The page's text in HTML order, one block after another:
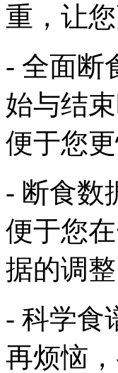
重，让
- 全面断
始与结
便于您
- 断食数
便于您
据的调整
- 科学食
再烦恼